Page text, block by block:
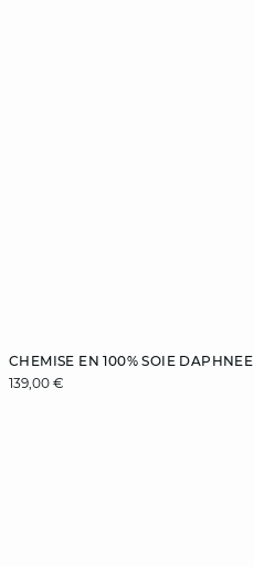
CHEMISE EN 100% SOIE DAPHNEE
139,00 €